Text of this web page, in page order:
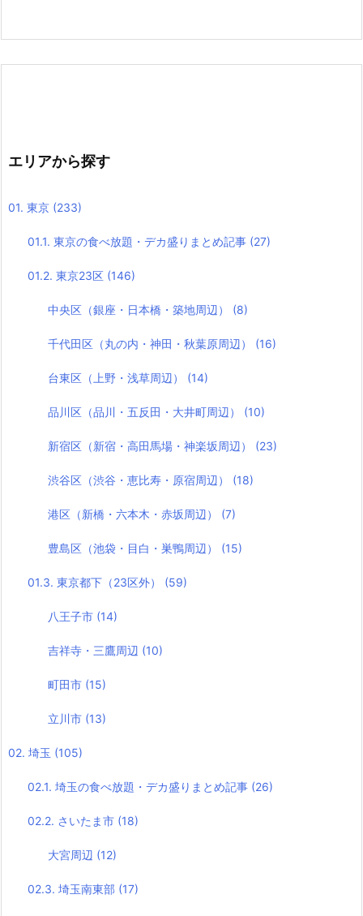
エリアから探す
01. 東京 (233)
01.1. 東京の食べ放題・デカ盛りまとめ記事 (27)
01.2. 東京23区 (146)
中央区（銀座・日本橋・築地周辺） (8)
千代田区（丸の内・神田・秋葉原周辺） (16)
台東区（上野・浅草周辺） (14)
品川区（品川・五反田・大井町周辺） (10)
新宿区（新宿・高田馬場・神楽坂周辺） (23)
渋谷区（渋谷・恵比寿・原宿周辺） (18)
港区（新橋・六本木・赤坂周辺） (7)
豊島区（池袋・目白・巣鴨周辺） (15)
01.3. 東京都下（23区外） (59)
八王子市 (14)
吉祥寺・三鷹周辺 (10)
町田市 (15)
立川市 (13)
02. 埼玉 (105)
02.1. 埼玉の食べ放題・デカ盛りまとめ記事 (26)
02.2. さいたま市 (18)
大宮周辺 (12)
02.3. 埼玉南東部 (17)